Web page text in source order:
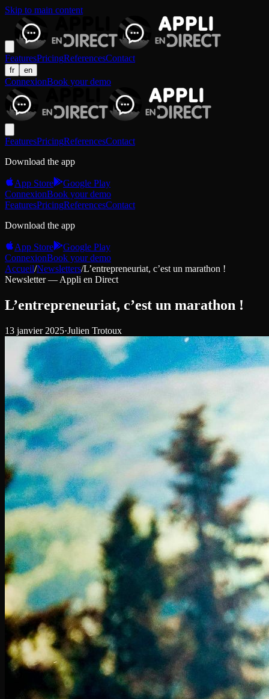
Skip to main content
FeaturesPricingReferencesContact
fr en
ConnexionBook your demo
FeaturesPricingReferencesContact
Download the app
App Store
Google Play
ConnexionBook your demo
FeaturesPricingReferencesContact
Download the app
App Store
Google Play
ConnexionBook your demo
Accueil/Newsletters/L’entrepreneuriat, c’est un marathon !
Newsletter — Appli en Direct
L’entrepreneuriat, c’est un marathon !
13 janvier 2025·Julien Trotoux